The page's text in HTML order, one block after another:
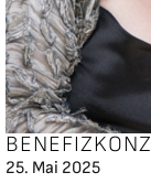
25. Mai 2025